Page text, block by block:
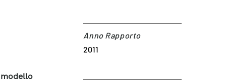
Anno Rapporto
2011